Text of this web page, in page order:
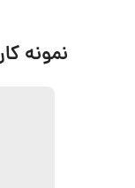
نمونه